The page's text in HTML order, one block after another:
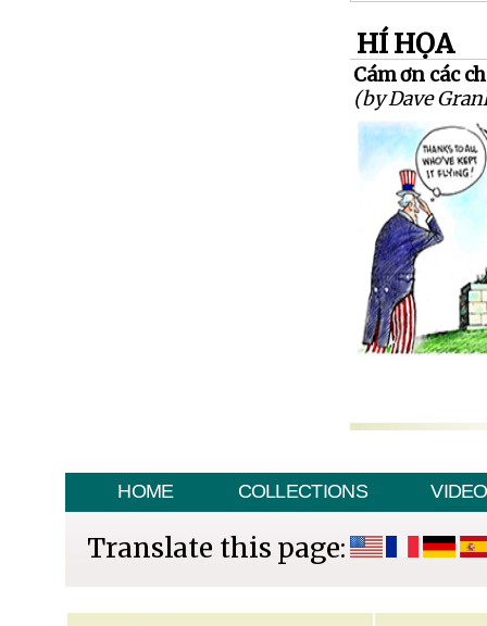
HÍ HỌA
Cám ơn các
(by Dave
HOME COLLECTIONS VIDEO
Translate this page: